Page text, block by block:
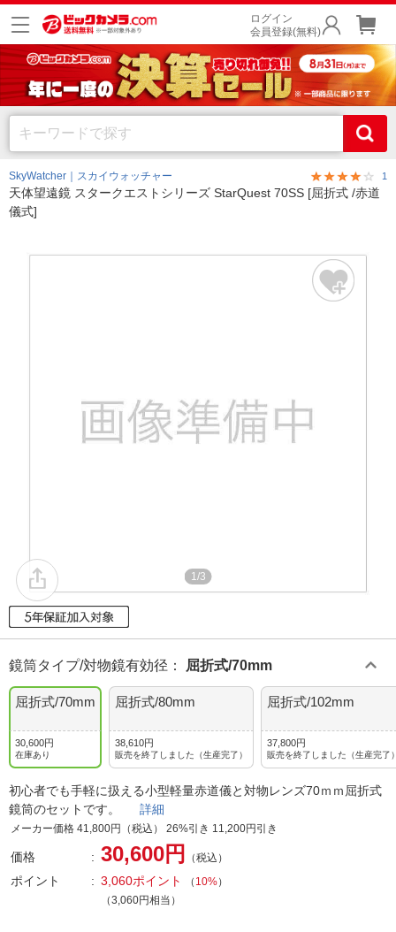
ログイン
会員登録(無料)
SkyWatcher｜スカイウォッチャー 1
天体望遠鏡 スタークエストシリーズ StarQuest 70SS [屈折式 /赤道
儀式]
1/3
鏡筒タイプ/対物鏡有効径 ： 屈折式/70mm
屈折式/70mm
30,600円
在庫あり
屈折式/80mm
38,610円
販売を終了しました（生産完了）
屈折式/102mm
37,800円
販売を終了しました（生産完了
初心者でも手軽に扱える小型軽量赤道儀と対物レンズ70ｍｍ屈折式
鏡筒のセットです。 詳細
メーカー価格 41,800円（税込） 26%引き 11,200円引き
価格 30,600円 （税込）
ポイント 3,060ポイント （ 10%）
（3,060円相当）